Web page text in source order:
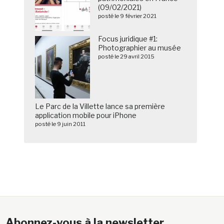
(09/02/2021)
posté le 9 février 2021
Focus juridique #1:
Photographier au musée
posté le 29 avril 2015
Le Parc de la Villette lance sa première
application mobile pour iPhone
posté le 9 juin 2011